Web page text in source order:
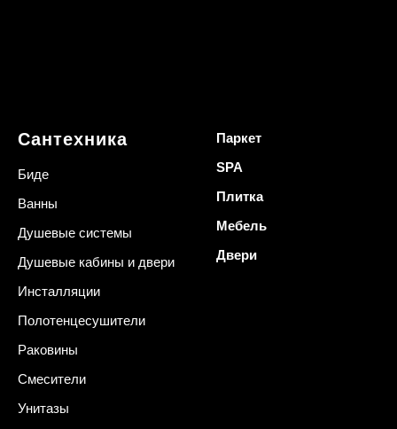
Сантехника
Биде
Ванны
Душевые системы
Душевые кабины и двери
Инсталляции
Полотенцесушители
Раковины
Смесители
Унитазы
Паркет
SPA
Плитка
Мебель
Двери